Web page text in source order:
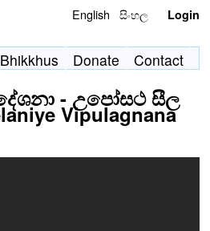
English සිංහල Login
Bhikkhus Donate Contact
- උපෝසථ සීල
Vipulagnana